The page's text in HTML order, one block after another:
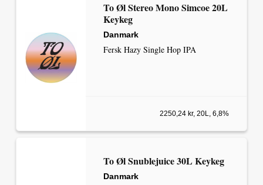
To Øl Stereo Mono Simcoe 20L
Keykeg
Danmark
Fersk Hazy Single Hop IPA
2250,24 kr, 20L, 6,8%
To Øl Snublejuice 30L Keykeg
Danmark